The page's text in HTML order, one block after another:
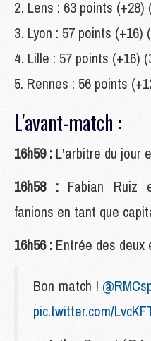
Lens : 63 points (+28)
Lyon : 57 points (+16)
Lille : 57 points (+16)
Rennes : 56 points
L'avant-match :
16h59 : L'arbitre du jour
16h58 : Fabian Ruiz
fanions en tant que
16h56 : Entrée des deux
Bon match !
pic.twitter.com/